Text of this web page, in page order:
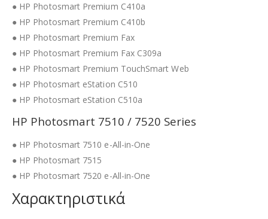
● HP Photosmart Premium C410a
● HP Photosmart Premium C410b
● HP Photosmart Premium Fax
● HP Photosmart Premium Fax C309a
● HP Photosmart Premium TouchSmart Web
● HP Photosmart eStation C510
● HP Photosmart eStation C510a
HP Photosmart 7510 / 7520 Series
● HP Photosmart 7510 e-All-in-One
● HP Photosmart 7515
● HP Photosmart 7520 e-All-in-One
Χαρακτηριστικά